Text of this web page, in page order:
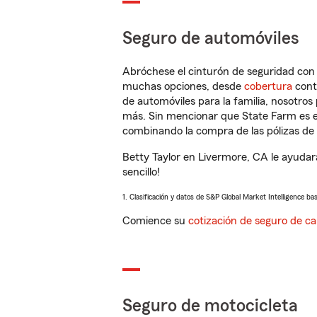
Seguro de automóviles
Abróchese el cinturón de seguridad
muchas opciones, desde cobertura
de automóviles para la familia,
más. Sin mencionar que State Farm es
combinando la compra de las pólizas
Betty Taylor en Livermore, CA le
sencillo!
1. Clasificación y datos de S&P Global Market Intelligence
Comience su cotización de seguro de
Seguro de motocicleta